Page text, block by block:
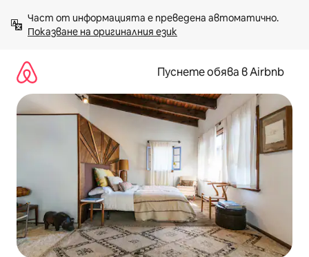
към
съдържанието
Показване на оригиналния език
Пуснете обява в Airbnb